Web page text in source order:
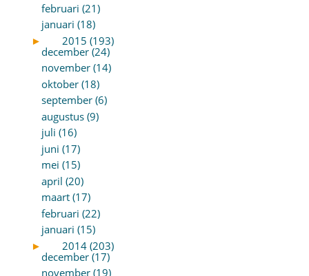
februari (21)
januari (18)
►
2015 (193)
december (24)
november (14)
oktober (18)
september (6)
augustus (9)
juli (16)
juni (17)
mei (15)
april (20)
maart (17)
februari (22)
januari (15)
►
2014 (203)
december (17)
november (19)